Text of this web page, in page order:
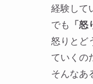
経験して
でも
「怒
怒りとど
ていくの
そんなあ